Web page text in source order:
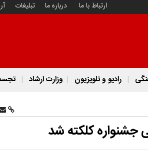
ارتباط با ما درباره ما تبلیغات
رادیو و تلویزیون وزارت ارشاد
جشنواره کلکته شد